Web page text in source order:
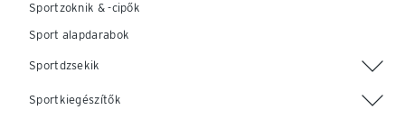
Sportzoknik & -cipők
Sport alapdarabok
Sportdzsekik
Sportkiegészítők